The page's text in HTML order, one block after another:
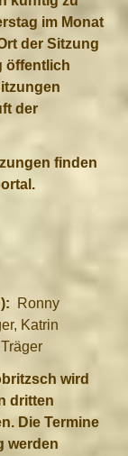
im Monat
der Sitzung
öffentlich
der
finden
Ronny
Katrin
wird
dritten
Die Termine
werden